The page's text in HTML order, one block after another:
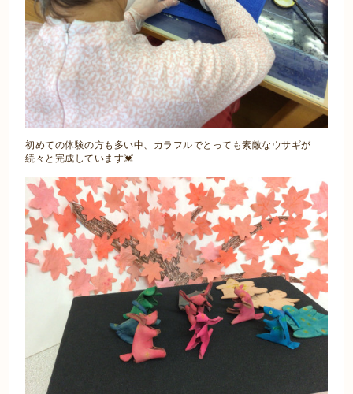
初めての体験の方も多い中、カラフルでとっても素敵なウサギが
続々と完成しています💓